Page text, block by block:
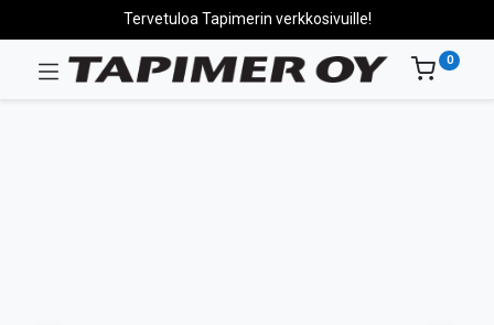
Tervetuloa Tapimerin verkkosivuille!
0